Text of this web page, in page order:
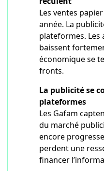
Les ventes
année. La
plateformes. Les
baissent
économique se
fronts.
La publicité se
plateformes
Les Gafam
du marché
encore
perdent une
financer